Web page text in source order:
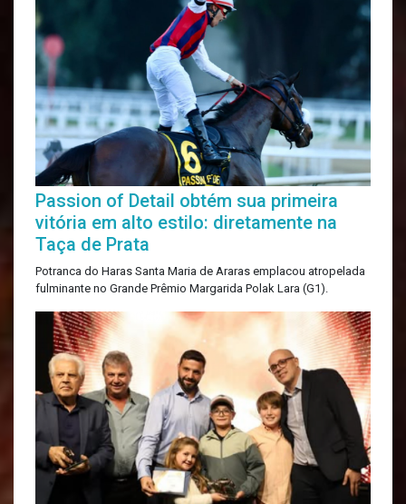
Passion of Detail obtém sua primeira
vitória em alto estilo: diretamente na
Taça de Prata
Potranca do Haras Santa Maria de Araras emplacou atropelada
fulminante no Grande Prêmio Margarida Polak Lara (G1).